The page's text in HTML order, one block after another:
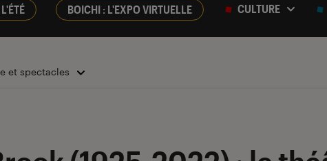
BOICHI : L'EXPO VIRTUELLE CULTURE
et spectacles